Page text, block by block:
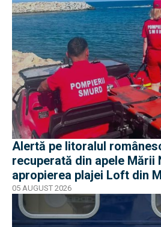
Alertă pe litoralul
recuperată din apele Mării
apropierea plajei Loft din
05 AUGUST 2026